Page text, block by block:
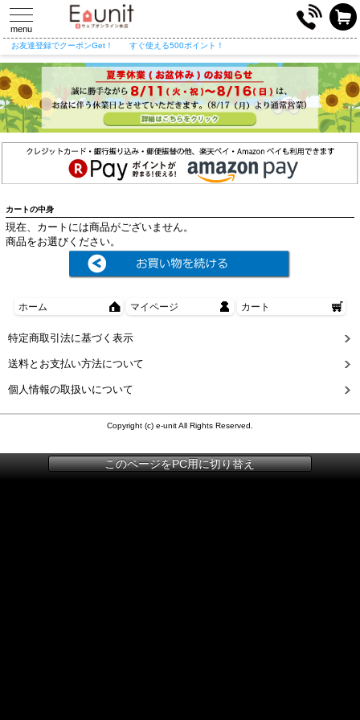
toggle
navigation
menu
お友達登録でクーポンGet！ すぐ使える500ポイント！
カートの中身
現在、カートには商品がございません。
商品をお選びください。
ホーム マイページ カート
特定商取引法に基づく表示
送料とお支払い方法について
個人情報の取扱いについて
Copyright (c) e-unit All Rights Reserved.
このページをPC用に切り替え